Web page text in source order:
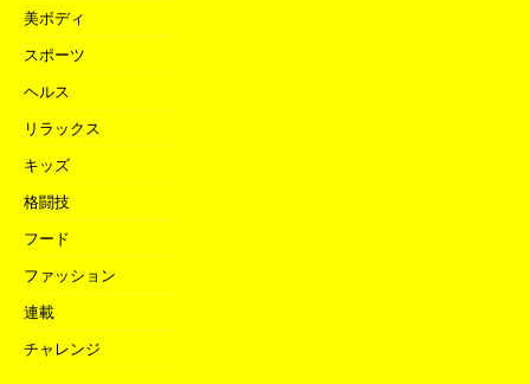
美ボディ
スポーツ
ヘルス
リラックス
キッズ
格闘技
フード
ファッション
連載
チャレンジ